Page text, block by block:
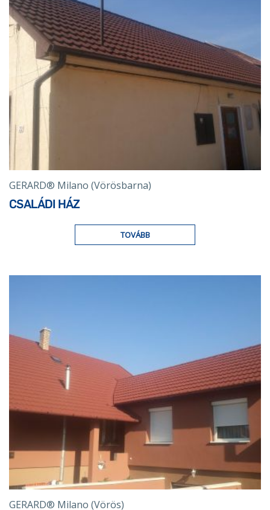
GERARD® Milano (Vörösbarna)
CSALÁDI HÁZ
TOVÁBB
GERARD® Milano (Vörös)